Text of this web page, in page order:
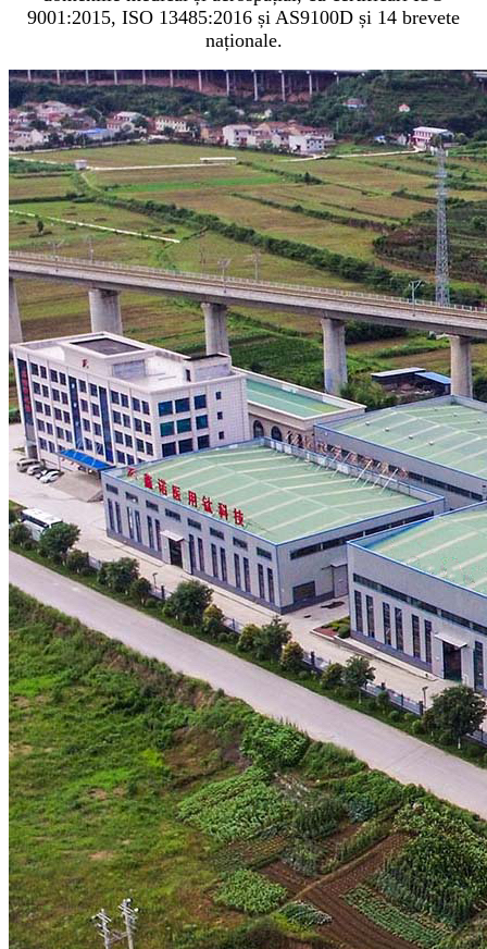
9001:2015, ISO 13485:2016 și AS9100D și 14 brevete
naționale.